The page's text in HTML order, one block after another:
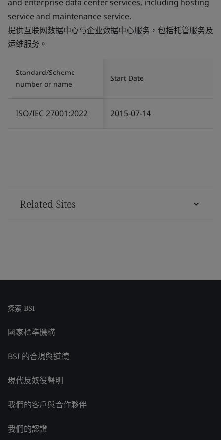
and enterprise data center services, including hosting
service and maintenance service.
提供互联网数据中心与企业数据中心服务，包括托管服务及
运维服务。
Standard/Scheme
number or name
Start Date
ISO/IEC 27001:2022 2015-07-14
Related Sites
探索 BSI
國家標準機構
BSI 的合規與道德
現代反奴役聲明
我們的客戶與合作夥伴
我們的認證